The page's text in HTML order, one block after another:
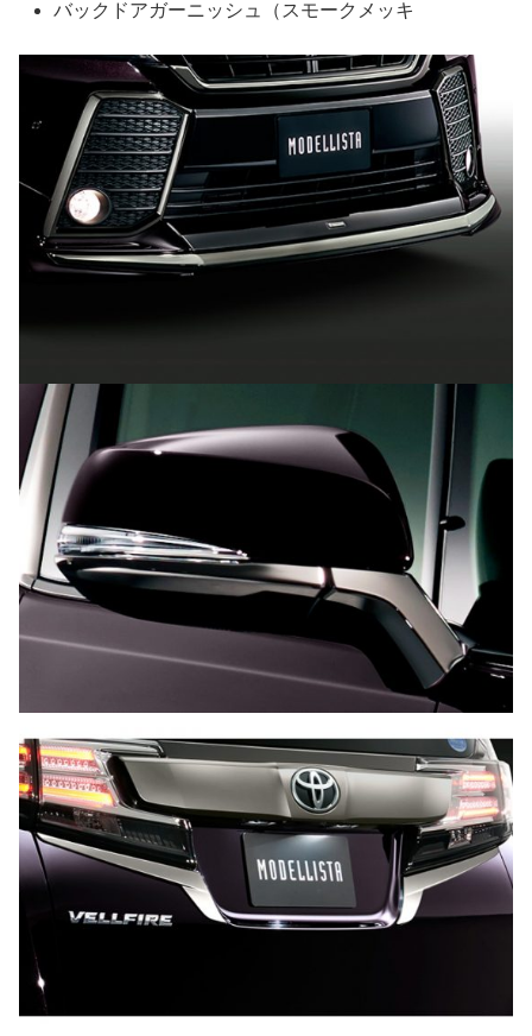
バックドアガーニッシュ（スモークメッキ